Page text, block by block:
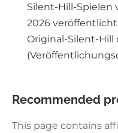
Silent-Hill-Spielen
2026
Original-Silent-Hill
Recommended
This page contains